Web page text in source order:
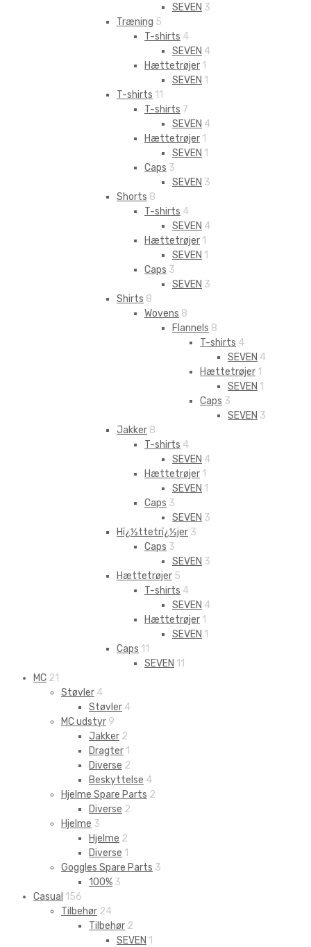
SEVEN 3
Træning 5
T-shirts 4
SEVEN 4
Hættetrøjer 1
SEVEN 1
T-shirts 11
T-shirts 7
SEVEN 4
Hættetrøjer 1
SEVEN 1
Caps 3
SEVEN 3
Shorts 8
T-shirts 4
SEVEN 4
Hættetrøjer 1
SEVEN 1
Caps 3
SEVEN 3
Shirts 8
Wovens 8
Flannels 8
T-shirts 4
SEVEN 4
Hættetrøjer 1
SEVEN 1
Caps 3
SEVEN 3
Jakker 8
T-shirts 4
SEVEN 4
Hættetrøjer 1
SEVEN 1
Caps 3
SEVEN 3
Hï¿½ttetrï¿½jer 3
Caps 3
SEVEN 3
Hættetrøjer 5
T-shirts 4
SEVEN 4
Hættetrøjer 1
SEVEN 1
Caps 11
SEVEN 11
MC 21
Støvler 4
Støvler 4
MC udstyr 9
Jakker 2
Dragter 1
Diverse 2
Beskyttelse 4
Hjelme Spare Parts 2
Diverse 2
Hjelme 3
Hjelme 2
Diverse 1
Goggles Spare Parts 3
100% 3
Casual 156
Tilbehør 24
Tilbehør 2
SEVEN 1